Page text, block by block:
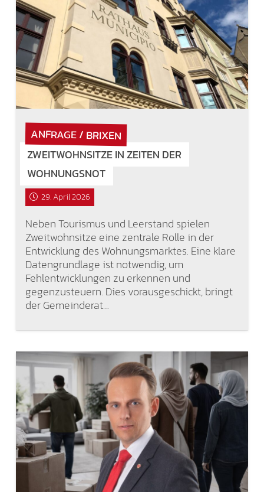
ANFRAGE / BRIXEN
ZWEITWOHNSITZE IN ZEITEN DER
WOHNUNGSNOT
29. April 2026
Neben Tourismus und Leerstand spielen
Zweitwohnsitze eine zentrale Rolle in der
Entwicklung des Wohnungsmarktes. Eine klare
Datengrundlage ist notwendig, um
Fehlentwicklungen zu erkennen und
gegenzusteuern. Dies vorausgeschickt, bringt
der Gemeinderat…